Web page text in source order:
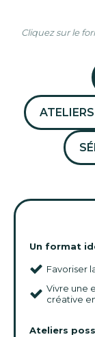
Cliquez sur le
Un format
Favoriser
Vivre une
créative
Ateliers